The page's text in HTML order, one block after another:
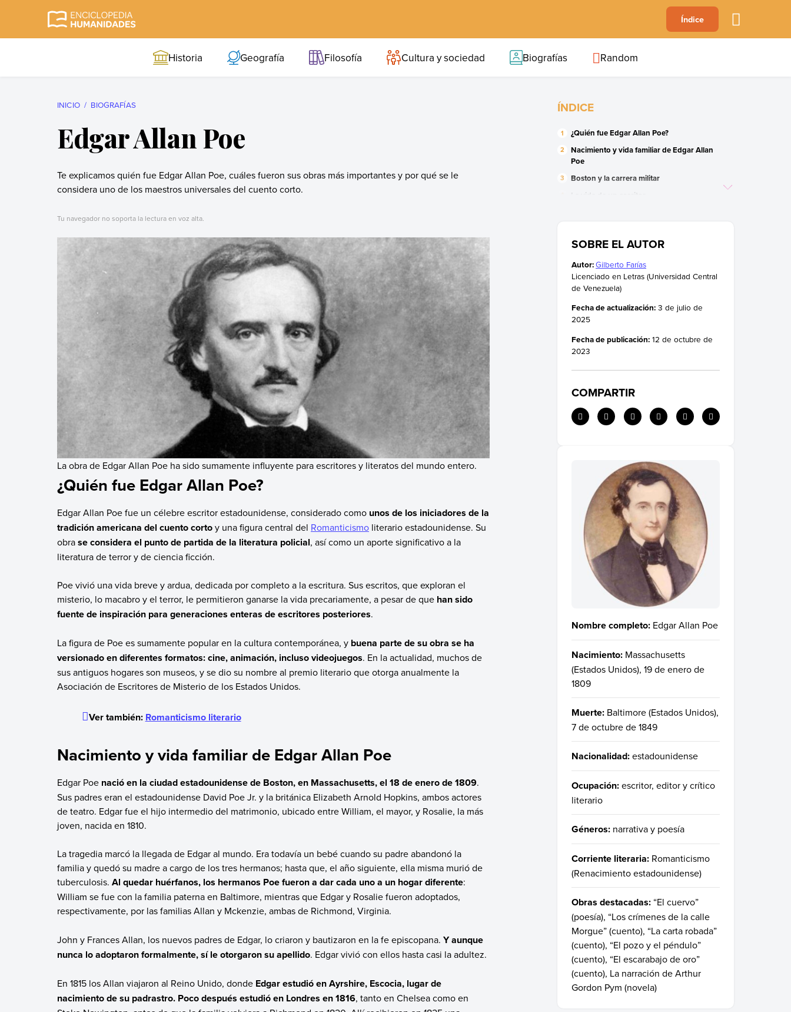
B C F
Índice
Historia Geografía Filosofía Cultura y sociedad Biografías Random
INICIO BIOGRAFÍAS
Edgar Allan Poe
Te explicamos quién fue Edgar Allan Poe, cuáles fueron sus obras más importantes y por qué se le
considera uno de los maestros universales del cuento corto.
Tu navegador no soporta la lectura en voz alta.
La obra de Edgar Allan Poe ha sido sumamente influyente para escritores y literatos del mundo entero.
¿Quién fue Edgar Allan Poe?
Edgar Allan Poe fue un célebre escritor estadounidense, considerado como unos de los iniciadores de la
tradición americana del cuento cortoy una figura central del Romanticismoliterario estadounidense. Su
obrase considera el punto de partida de la literatura policial, así como un aporte significativo a la
literatura de terror y de ciencia ficción.
Poe vivió una vida breve y ardua, dedicada por completo a la escritura. Sus escritos, que exploran el
misterio, lo macabro y el terror, le permitieron ganarse la vida precariamente, a pesar de que han sido
fuente de inspiración para generaciones enteras de escritores posteriores.
La figura de Poe es sumamente popular en la cultura contemporánea, y buena parte de su obra se ha
versionado en diferentes formatos: cine, animación, incluso videojuegos. En la actualidad, muchos de
sus antiguos hogares son museos, y se dio su nombre al premio literario que otorga anualmente la
Asociación de Escritores de Misterio de los Estados Unidos.
Ver también: Romanticismo literario
Nacimiento y vida familiar de Edgar Allan Poe
Edgar Poenació en la ciudad estadounidense de Boston, en Massachusetts, el 18 de enero de 1809.
Sus padres eran el estadounidense David Poe Jr. y la británica Elizabeth Arnold Hopkins, ambos actores
de teatro. Edgar fue el hijo intermedio del matrimonio, ubicado entre William, el mayor, y Rosalie, la más
joven, nacida en 1810.
La tragedia marcó la llegada de Edgar al mundo. Era todavía un bebé cuando su padre abandonó la
familia y quedó su madre a cargo de los tres hermanos; hasta que, el año siguiente, ella misma murió de
tuberculosis. Al quedar huérfanos, los hermanos Poe fueron a dar cada uno a un hogar diferente:
William se fue con la familia paterna en Baltimore, mientras que Edgar y Rosalie fueron adoptados,
respectivamente, por las familias Allan y Mckenzie, ambas de Richmond, Virginia.
John y Frances Allan, los nuevos padres de Edgar, lo criaron y bautizaron en la fe episcopana. Y aunque
nunca lo adoptaron formalmente, sí le otorgaron su apellido. Edgar vivió con ellos hasta casi la adultez.
En 1815 los Allan viajaron al Reino Unido, donde Edgar estudió en Ayrshire, Escocia, lugar de
nacimiento de su padrastro. Poco después estudió en Londres en 1816, tanto en Chelsea como en
ÍNDICE
¿Quién fue Edgar Allan Poe?
Nacimiento y vida familiar de Edgar Allan
Poe
Boston y la carrera militar
La vida de un escritor
Los últimos años de Poe
El legado de Edgar Allan Poe
SOBRE EL AUTOR
Autor:Gilberto Farías
Licenciado en Letras (Universidad Central
de Venezuela)
Fecha de actualización: 3 de julio de
2025
Fecha de publicación: 12 de octubre de
2023
COMPARTIR
Nombre completo: Edgar Allan Poe
Nacimiento: Massachusetts
(Estados Unidos), 19 de enero de
1809
Muerte: Baltimore (Estados Unidos),
7 de octubre de 1849
Nacionalidad:estadounidense
Ocupación:escritor, editor y crítico
literario
Géneros: narrativa y poesía
Corriente literaria: Romanticismo
(Renacimiento estadounidense)
Obras destacadas: “El cuervo”
(poesía), “Los crímenes de la calle
Morgue” (cuento), “La carta robada”
(cuento), “El pozo y el péndulo”
(cuento), “El escarabajo de oro”
(cuento), La narración de Arthur
Gordon Pym (novela)